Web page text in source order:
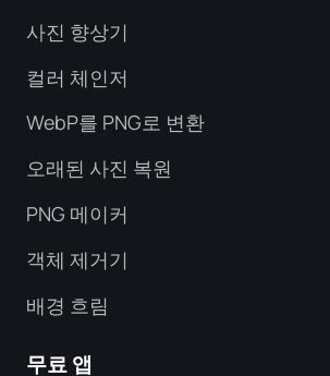
사진 향상기
컬러 체인저
WebP를 PNG로 변환
오래된 사진 복원
PNG 메이커
객체 제거기
배경 흐림
무료 앱